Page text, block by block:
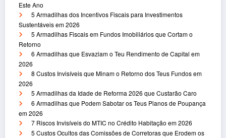
Este Ano
5 Armadilhas dos Incentivos Fiscais para Investimentos
Sustentáveis em 2026
5 Armadilhas Fiscais em Fundos Imobiliários que Cortam o
Retorno
6 Armadilhas que Esvaziam o Teu Rendimento de Capital em
2026
8 Custos Invisíveis que Minam o Retorno dos Teus Fundos em
2026
5 Armadilhas da Idade de Reforma 2026 que Custarão Caro
6 Armadilhas que Podem Sabotar os Teus Planos de Poupança
em 2026
7 Riscos Invisíveis do MTIC no Crédito Habitação em 2026
5 Custos Ocultos das Comissões de Corretoras que Erodem os